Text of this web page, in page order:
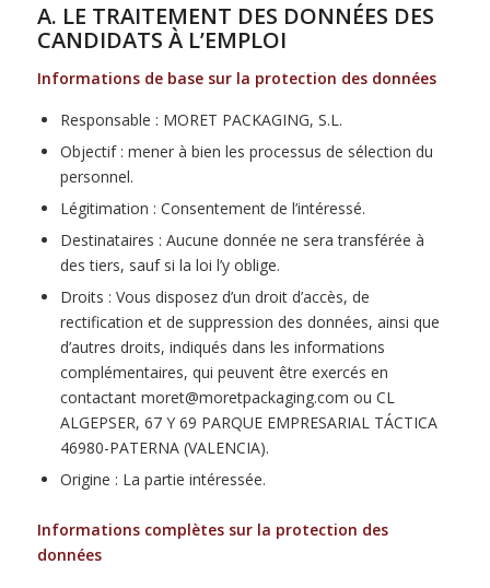
A. LE TRAITEMENT DES DONNÉES DES
CANDIDATS À L’EMPLOI
Informations de base sur la protection des données
Responsable : MORET PACKAGING, S.L.
Objectif : mener à bien les processus de sélection du
personnel.
Légitimation : Consentement de l’intéressé.
Destinataires : Aucune donnée ne sera transférée à
des tiers, sauf si la loi l’y oblige.
Droits : Vous disposez d’un droit d’accès, de
rectification et de suppression des données, ainsi que
d’autres droits, indiqués dans les informations
complémentaires, qui peuvent être exercés en
contactant moret@moretpackaging.com ou CL
ALGEPSER, 67 Y 69 PARQUE EMPRESARIAL TÁCTICA
46980-PATERNA (VALENCIA).
Origine : La partie intéressée.
Informations complètes sur la protection des
données